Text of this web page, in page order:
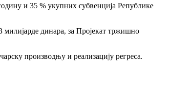
и 35 % укупних субвенција Републике
милијарде динара, за Пројекат тржишно
производњу и реализацију регреса.